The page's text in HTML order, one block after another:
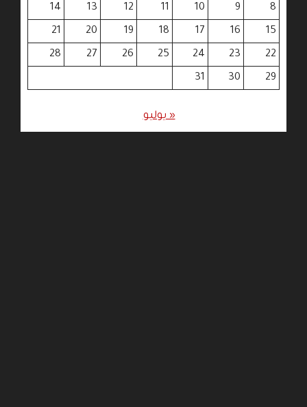
8
9
10
11
12
13
14
15
16
17
18
19
20
21
22
23
24
25
26
27
28
29
30
31
« يوليو